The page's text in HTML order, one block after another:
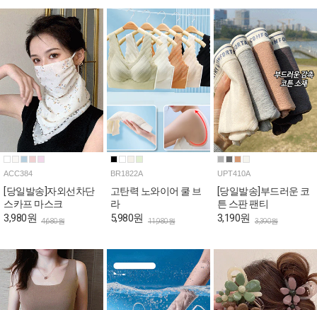
ACC384
[당일발송]자외선차단
스카프 마스크
3,980원 4,680원
BR1822A
고탄력 노와이어 쿨 브
라
5,980원 11,980원
UPT410A
[당일발송]부드러운 코
튼 스판 팬티
3,190원 3,390원